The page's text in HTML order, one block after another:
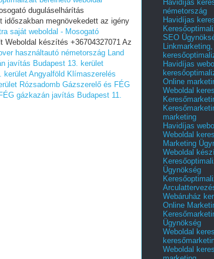
duguláselhárítás
időszakban megnövekedett az igény
saját weboldal - Mosogató
Weboldal készítés +36704327071 Az
használtautó németország Land
javítás Budapest 13. kerület
Angyalföld Klímaszerelés
Rózsadomb Gázszerelő és FÉG
gázkazán javítás Budapest 11.
Havidíjas
németország
Havidíjas
SEO
Havidíjas
Online
Weboldal
marketing
Havidíjas
Weboldal
Marketing
Weboldal
Ügynökség
Webáruház
Online
Ügynökség
Weboldal
Weboldal